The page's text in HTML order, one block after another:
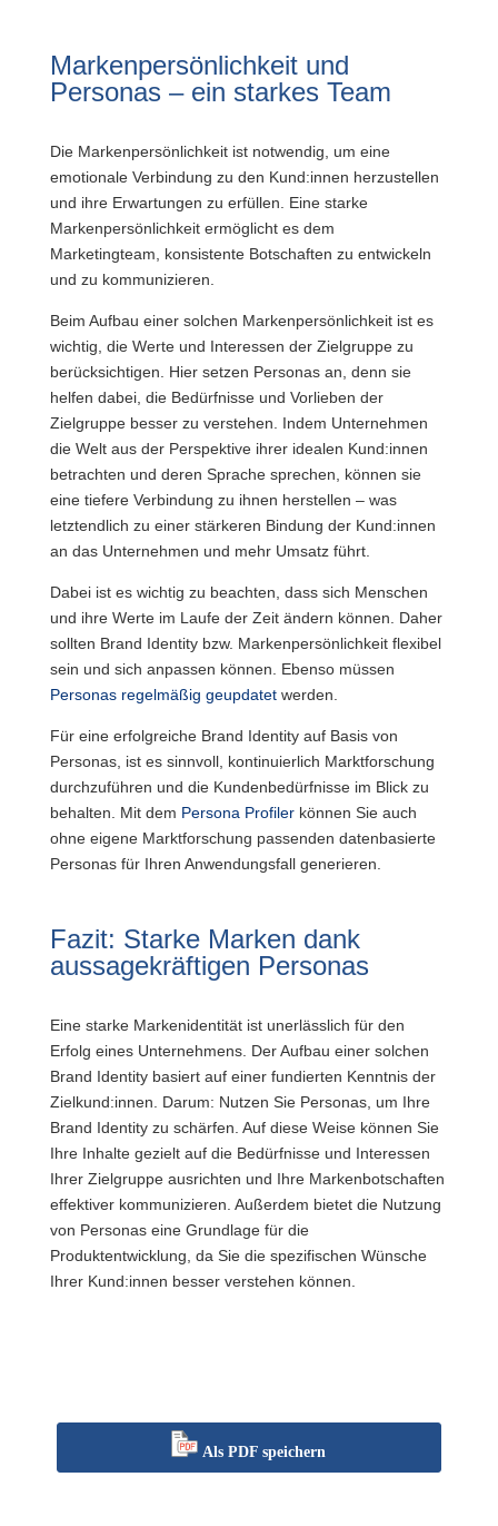
Markenpersönlichkeit und
Personas – ein starkes Team
Die Markenpersönlichkeit ist notwendig, um eine
emotionale Verbindung zu den Kund:innen herzustellen
und ihre Erwartungen zu erfüllen. Eine starke
Markenpersönlichkeit ermöglicht es dem
Marketingteam, konsistente Botschaften zu entwickeln
und zu kommunizieren.
Beim Aufbau einer solchen Markenpersönlichkeit ist es
wichtig, die Werte und Interessen der Zielgruppe zu
berücksichtigen. Hier setzen Personas an, denn sie
helfen dabei, die Bedürfnisse und Vorlieben der
Zielgruppe besser zu verstehen. Indem Unternehmen
die Welt aus der Perspektive ihrer idealen Kund:innen
betrachten und deren Sprache sprechen, können sie
eine tiefere Verbindung zu ihnen herstellen – was
letztendlich zu einer stärkeren Bindung der Kund:innen
an das Unternehmen und mehr Umsatz führt.
Dabei ist es wichtig zu beachten, dass sich Menschen
und ihre Werte im Laufe der Zeit ändern können. Daher
sollten Brand Identity bzw. Markenpersönlichkeit flexibel
sein und sich anpassen können. Ebenso müssen
Personas regelmäßig geupdatetwerden.
Für eine erfolgreiche Brand Identity auf Basis von
Personas, ist es sinnvoll, kontinuierlich Marktforschung
durchzuführen und die Kundenbedürfnisse im Blick zu
behalten. Mit dem Persona Profilerkönnen Sie auch
ohne eigene Marktforschung passenden datenbasierte
Personas für Ihren Anwendungsfall generieren.
Fazit: Starke Marken dank
aussagekräftigen Personas
Eine starke Markenidentität ist unerlässlich für den
Erfolg eines Unternehmens. Der Aufbau einer solchen
Brand Identity basiert auf einer fundierten Kenntnis der
Zielkund:innen. Darum: Nutzen Sie Personas, um Ihre
Brand Identity zu schärfen. Auf diese Weise können Sie
Ihre Inhalte gezielt auf die Bedürfnisse und Interessen
Ihrer Zielgruppe ausrichten und Ihre Markenbotschaften
effektiver kommunizieren. Außerdem bietet die Nutzung
von Personas eine Grundlage für die
Produktentwicklung, da Sie die spezifischen Wünsche
Ihrer Kund:innen besser verstehen können.
Als PDF speichern